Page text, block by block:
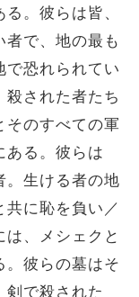
。彼らは皆、
者で、地の最も
で恐れられてい
殺された者たち
そのすべての軍
ある。彼らは
。生ける者の地
共に恥を負い／
、メシェクと
。彼らの墓はそ
剣で殺された